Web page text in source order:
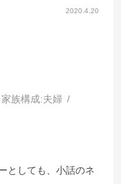
2020.4.20
家族構成:夫婦
としても、小話のネ